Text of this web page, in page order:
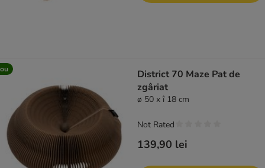
District 70 Maze Pat de
zgâriat
ø 50 x î 18 cm
139,90 lei
Not Rated